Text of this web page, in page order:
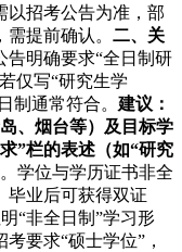
以招考公告为准，部
提前确认。 二、关
告明确要求“全日制研
仅写“研究生学
制通常符合。 建议：
、烟台等）及目标学
”栏的表述（如“研究
。学位与学历证书非全
毕业后可获得双证
“非全日制”学习形
要求“硕士学位”，